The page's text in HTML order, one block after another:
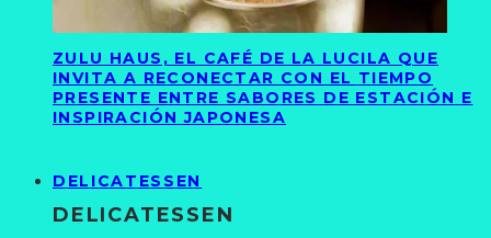
ZULU HAUS, EL CAFÉ DE LA LUCILA QUE
INVITA A RECONECTAR CON EL TIEMPO
PRESENTE ENTRE SABORES DE ESTACIÓN E
INSPIRACIÓN JAPONESA
DELICATESSEN
DELICATESSEN